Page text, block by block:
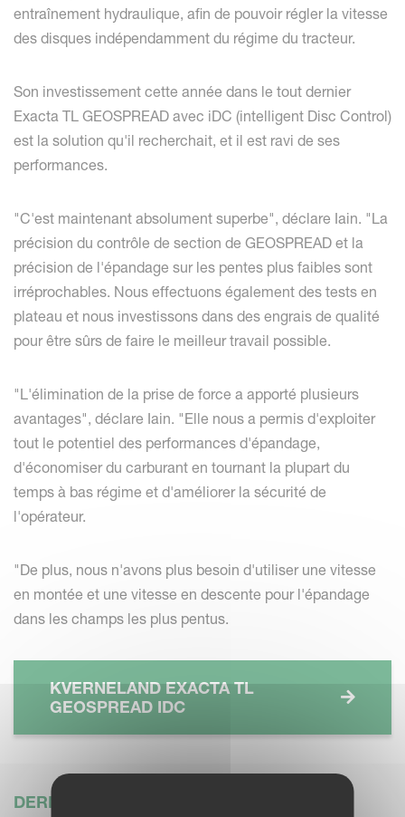
entraînement hydraulique, afin de pouvoir régler la vitesse
des disques indépendamment du régime du tracteur.
Son investissement cette année dans le tout dernier
Exacta TL GEOSPREAD avec iDC (intelligent Disc Control)
est la solution qu'il recherchait, et il est ravi de ses
performances.
"C'est maintenant absolument superbe", déclare Iain. "La
précision du contrôle de section de GEOSPREAD et la
précision de l'épandage sur les pentes plus faibles sont
irréprochables. Nous effectuons également des tests en
plateau et nous investissons dans des engrais de qualité
pour être sûrs de faire le meilleur travail possible.
"L'élimination de la prise de force a apporté plusieurs
avantages", déclare Iain. "Elle nous a permis d'exploiter
tout le potentiel des performances d'épandage,
d'économiser du carburant en tournant la plupart du
temps à bas régime et d'améliorer la sécurité de
l'opérateur.
"De plus, nous n'avons plus besoin d'utiliser une vitesse
en montée et une vitesse en descente pour l'épandage
dans les champs les plus pentus.
KVERNELAND EXACTA TL
GEOSPREAD IDC
DERNIÈRES ACTUALITÉS